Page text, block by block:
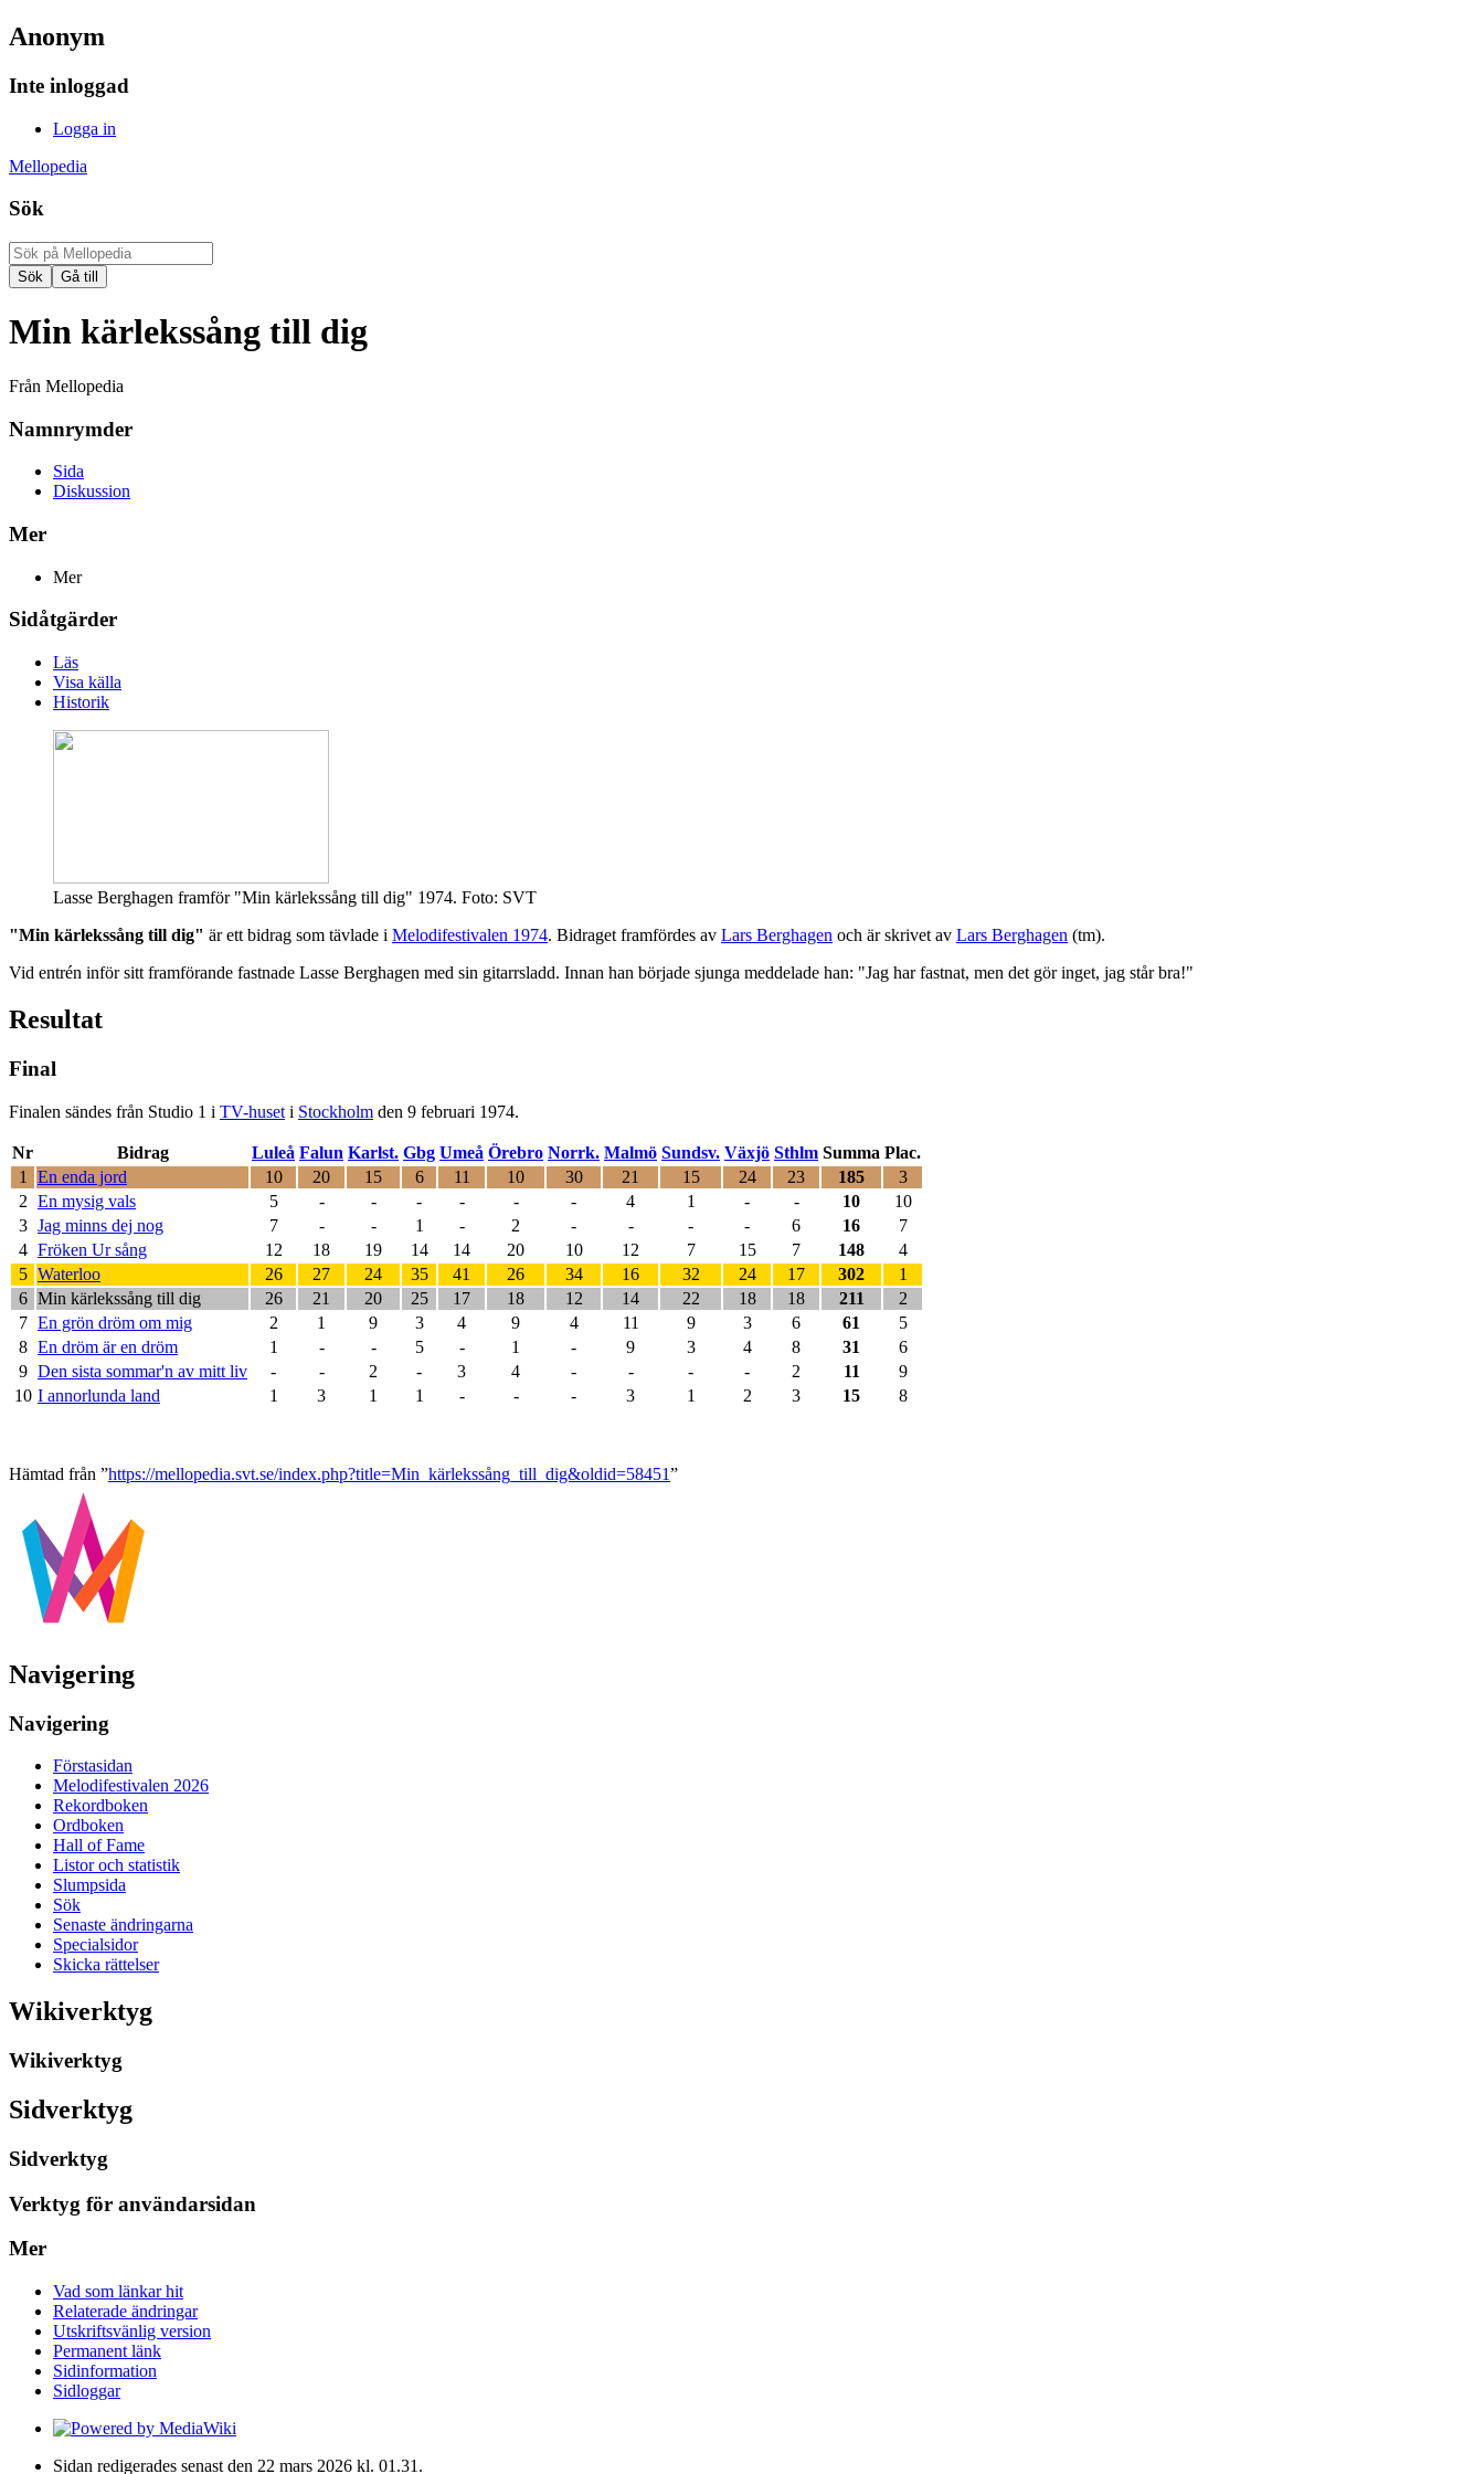
Anonym
Inte inloggad
Logga in
Mellopedia
Sök
Min kärlekssång till dig
Från Mellopedia
Namnrymder
Sida
Diskussion
Mer
Mer
Sidåtgärder
Läs
Visa källa
Historik
Lasse Berghagen framför "Min kärlekssång till dig" 1974. Foto: SVT
"Min kärlekssång till dig" är ett bidrag som tävlade i Melodifestivalen 1974. Bidraget framfördes av Lars Berghagen och är skrivet av Lars Berghagen (tm).
Vid entrén inför sitt framförande fastnade Lasse Berghagen med sin gitarrsladd. Innan han började sjunga meddelade han: "Jag har fastnat, men det gör inget, jag står bra!"
Resultat
Final
Finalen sändes från Studio 1 i TV-huset i Stockholm den 9 februari 1974.
Nr Bidrag Luleå Falun Karlst. Gbg Umeå Örebro Norrk. Malmö Sundsv. Växjö Sthlm Summa Plac.
1
En enda jord 10 20 15 6 11 10 30 21 15 24 23 185
3
2 En mysig vals 5 - - - - - - 4 1 - - 10
10
3 Jag minns dej nog 7 - - 1 - 2 - - - - 6 16
7
4 Fröken Ur sång 12 18 19 14 14 20 10 12 7 15 7 148
4
5 Waterloo 26 27 24 35 41 26 34 16 32 24 17 302
1
6 Min kärlekssång till dig 26 21 20 25 17 18 12 14 22 18 18 211
2
7 En grön dröm om mig 2 1 9 3 4 9 4 11 9 3 6 61
5
8 En dröm är en dröm 1 - - 5 - 1 - 9 3 4 8 31
6
9 Den sista sommar'n av mitt liv - - 2 - 3 4 - - - - 2 11
9
10 I annorlunda land 1 3 1 1 - - - 3 1 2 3 15 8
Hämtad från ”https://mellopedia.svt.se/index.php?title=Min_kärlekssång_till_dig&oldid=58451”
Navigering
Navigering
Förstasidan
Melodifestivalen 2026
Rekordboken
Ordboken
Hall of Fame
Listor och statistik
Slumpsida
Sök
Senaste ändringarna
Specialsidor
Skicka rättelser
Wikiverktyg
Wikiverktyg
Sidverktyg
Sidverktyg
Verktyg för användarsidan
Mer
Vad som länkar hit
Relaterade ändringar
Utskriftsvänlig version
Permanent länk
Sidinformation
Sidloggar
Sidan redigerades senast den 22 mars 2026 kl. 01.31.